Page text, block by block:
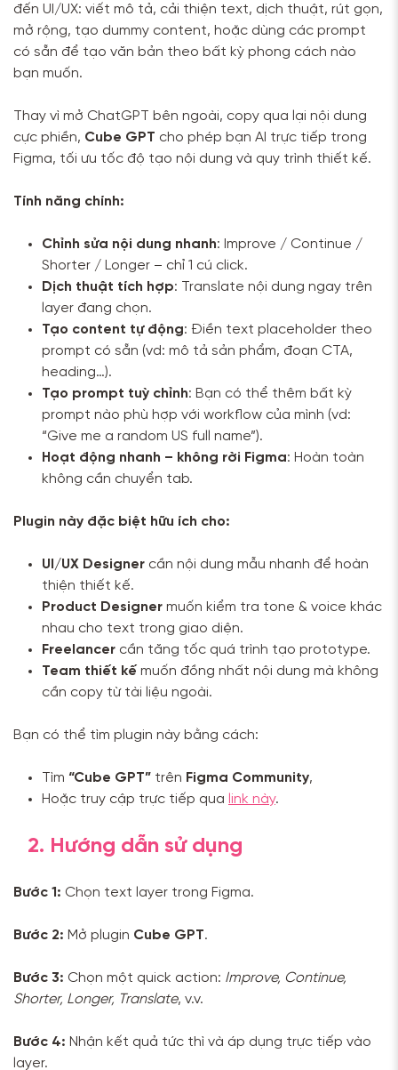
đến UI/UX: viết mô tả, cải thiện text, dịch thuật, rút gọn,
mở rộng, tạo dummy content, hoặc dùng các prompt
có sẵn để tạo văn bản theo bất kỳ phong cách nào
bạn muốn.
Thay vì mở ChatGPT bên ngoài, copy qua lại nội dung
cực phiền, Cube GPT cho phép bạn AI trực tiếp trong
Figma, tối ưu tốc độ tạo nội dung và quy trình thiết kế.
Tính năng chính:
Chỉnh sửa nội dung nhanh: Improve / Continue /
Shorter / Longer – chỉ 1 cú click.
Dịch thuật tích hợp: Translate nội dung ngay trên
layer đang chọn.
Tạo content tự động: Điền text placeholder theo
prompt có sẵn (vd: mô tả sản phẩm, đoạn CTA,
heading…).
Tạo prompt tuỳ chỉnh: Bạn có thể thêm bất kỳ
prompt nào phù hợp với workflow của mình (vd:
“Give me a random US full name”).
Hoạt động nhanh – không rời Figma: Hoàn toàn
không cần chuyển tab.
Plugin này đặc biệt hữu ích cho:
UI/UX Designer cần nội dung mẫu nhanh để hoàn
thiện thiết kế.
Product Designer muốn kiểm tra tone & voice khác
nhau cho text trong giao diện.
Freelancer cần tăng tốc quá trình tạo prototype.
Team thiết kế muốn đồng nhất nội dung mà không
cần copy từ tài liệu ngoài.
Bạn có thể tìm plugin này bằng cách:
Tìm “Cube GPT” trên Figma Community,
Hoặc truy cập trực tiếp qua link này.
2. Hướng dẫn sử dụng
Bước 1: Chọn text layer trong Figma.
Bước 2: Mở plugin Cube GPT.
Bước 3: Chọn một quick action: Improve, Continue,
Shorter, Longer, Translate, v.v.
Bước 4: Nhận kết quả tức thì và áp dụng trực tiếp vào
layer.